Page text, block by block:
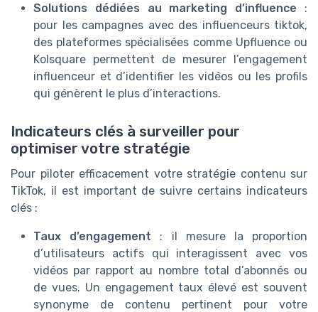
Solutions dédiées au marketing d’influence :
pour les campagnes avec des influenceurs tiktok,
des plateformes spécialisées comme Upfluence ou
Kolsquare permettent de mesurer l’engagement
influenceur et d’identifier les vidéos ou les profils
qui génèrent le plus d’interactions.
Indicateurs clés à surveiller pour
optimiser votre stratégie
Pour piloter efficacement votre stratégie contenu sur
TikTok, il est important de suivre certains indicateurs
clés :
Taux d’engagement : il mesure la proportion
d’utilisateurs actifs qui interagissent avec vos
vidéos par rapport au nombre total d’abonnés ou
de vues. Un engagement taux élevé est souvent
synonyme de contenu pertinent pour votre